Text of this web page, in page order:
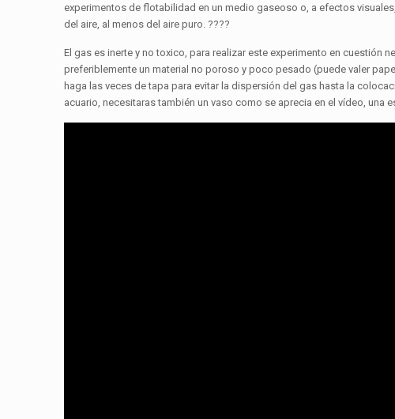
experimentos de flotabilidad en un medio gaseoso o, a efectos
del aire, al menos del aire puro. ????
El gas es inerte y no toxico, para realizar este experimento en cuestión
preferiblemente un material no poroso y poco pesado (puede valer
haga las veces de tapa para evitar la dispersión del gas hasta la
acuario, necesitaras también un vaso como se aprecia en el vídeo,